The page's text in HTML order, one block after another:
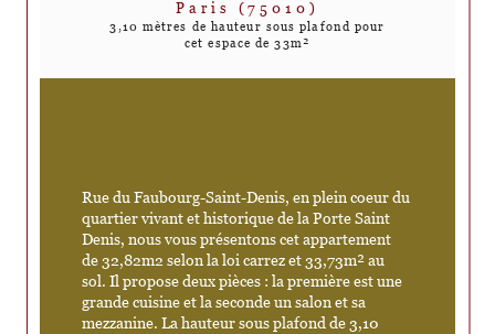
Paris (75010)
3,10 mètres de hauteur sous plafond pour
cet espace de 33m²
Rue du Faubourg-Saint-Denis, en plein coeur du
quartier vivant et historique de la Porte Saint
Denis, nous vous présentons cet appartement
de 32,82m2 selon la loi carrez et 33,73m² au
sol. Il propose deux pièces : la première est une
grande cuisine et la seconde un salon et sa
mezzanine. La hauteur sous plafond de 3,10